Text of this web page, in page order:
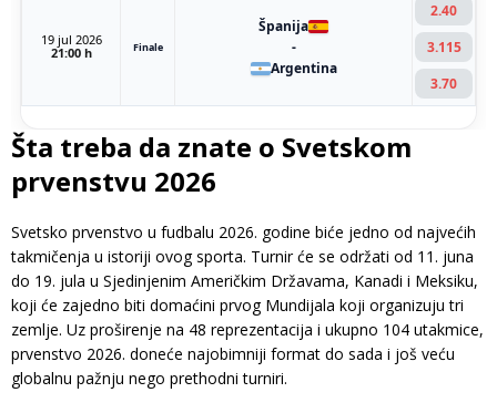
19 jul 2026
21:00 h
Finale
Španija
-
Argentina
2.40
3.115
3.70
Šta treba da znate o Svetskom
prvenstvu 2026
Svetsko prvenstvo u fudbalu 2026. godine biće jedno od najvećih
takmičenja u istoriji ovog sporta. Turnir će se održati od 11. juna
do 19. jula u Sjedinjenim Američkim Državama, Kanadi i Meksiku,
koji će zajedno biti domaćini prvog Mundijala koji organizuju tri
zemlje. Uz proširenje na 48 reprezentacija i ukupno 104 utakmice,
prvenstvo 2026. doneće najobimniji format do sada i još veću
globalnu pažnju nego prethodni turniri.